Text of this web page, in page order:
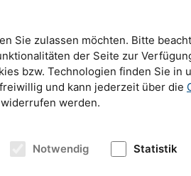
Probe wirken extreme
© Frank Kümmel, FRM II/TUM
werden. Das InstrumentSANS-1
aus den Experimenten helfen den
wie sie den
zu optimieren.
Sie zulassen möchten. Bitte
der Seite zur
bzw. Technologien finden Sie in
und kann jederzeit über die
werden.
Notwendig Statistik